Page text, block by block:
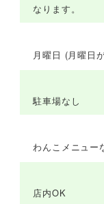
なります。
月曜日 (月曜日
駐車場なし
わんこメニュー
店内OK